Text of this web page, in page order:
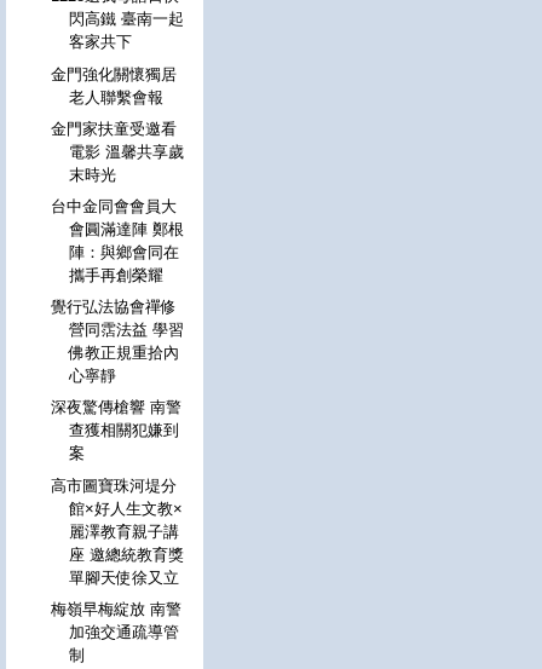
閃高鐵 臺南一起
客家共下
金門強化關懷獨居
老人聯繫會報
金門家扶童受邀看
電影 溫馨共享歲
末時光
台中金同會會員大
會圓滿達陣 鄭根
陣：與鄉會同在
攜手再創榮耀
覺行弘法協會禪修
營同霑法益 學習
佛教正規重拾內
心寧靜
深夜驚傳槍響 南警
查獲相關犯嫌到
案
高市圖寶珠河堤分
館×好人生文教×
麗澤教育親子講
座 邀總統教育獎
單腳天使徐又立
梅嶺早梅綻放 南警
加強交通疏導管
制